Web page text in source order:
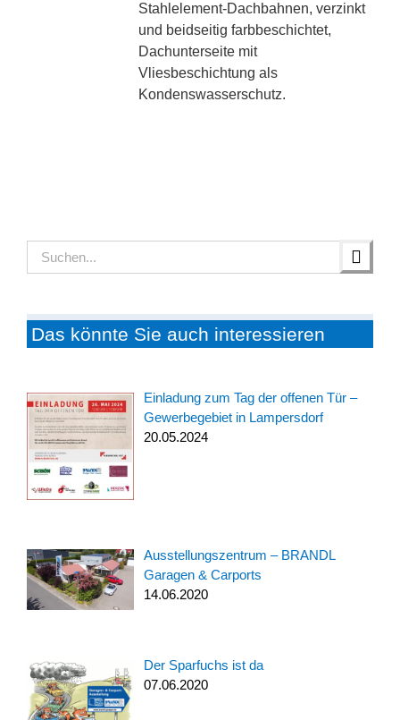
Stahlelement-Dachbahnen, verzinkt
und beidseitig farbbeschichtet,
Dachunterseite mit
Vliesbeschichtung als
Kondenswasserschutz.
Suche
Das könnte Sie auch interessieren
Einladung zum Tag der offenen Tür –
Gewerbegebiet in Lampersdorf
20.05.2024
Ausstellungszentrum – BRANDL
Garagen & Carports
14.06.2020
Der Sparfuchs ist da
07.06.2020